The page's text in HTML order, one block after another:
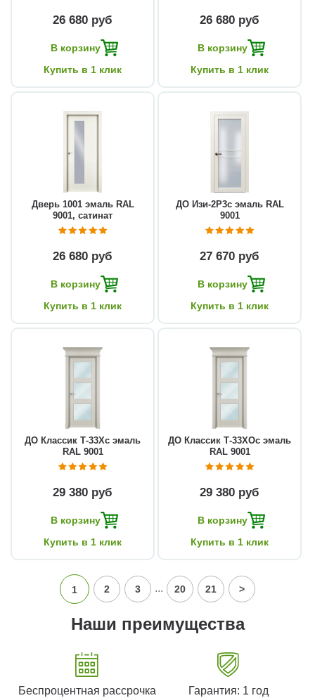
26 680 руб
В корзину
Купить в 1 клик
26 680 руб
В корзину
Купить в 1 клик
Дверь 1001 эмаль RAL
9001, сатинат
26 680 руб
В корзину
Купить в 1 клик
ДО Изи-2Р3с эмаль RAL
9001
27 670 руб
В корзину
Купить в 1 клик
ДО Классик Т-33Хс эмаль
RAL 9001
29 380 руб
В корзину
Купить в 1 клик
ДО Классик Т-33ХОс эмаль
RAL 9001
29 380 руб
В корзину
Купить в 1 клик
1 2 3 ... 20 21 >
Наши преимущества
Беспроцентная рассрочка
Гарантия: 1 год